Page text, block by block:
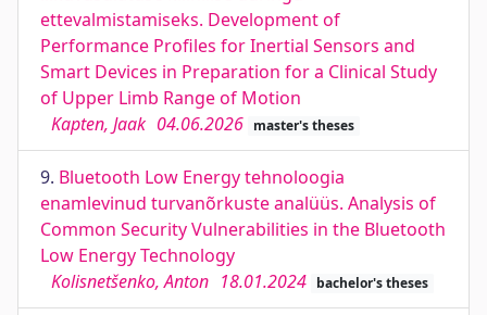
ettevalmistamiseks. Development of
Performance Profiles for Inertial Sensors and
Smart Devices in Preparation for a Clinical Study
of Upper Limb Range of Motion
Kapten, Jaak 04.06.2026 master's theses
9. Bluetooth Low Energy tehnoloogia
enamlevinud turvanõrkuste analüüs. Analysis of
Common Security Vulnerabilities in the Bluetooth
Low Energy Technology
Kolisnetšenko, Anton 18.01.2024 bachelor's theses